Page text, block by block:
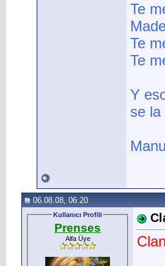
Te
Te
Te
Y
se la
06.08.08, 06:20
Kullanıcı Profili
Prenses
Alfa Üye